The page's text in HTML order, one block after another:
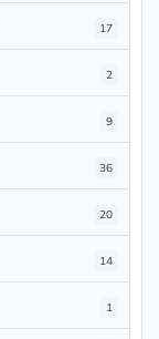
17
2
9
36
20
14
1